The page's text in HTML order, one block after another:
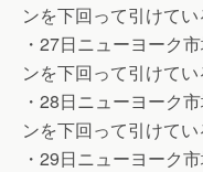
ンを下回って引けてい
・27日ニューヨーク
ンを下回って引けてい
・28日ニューヨーク
ンを下回って引けてい
・29日ニューヨーク